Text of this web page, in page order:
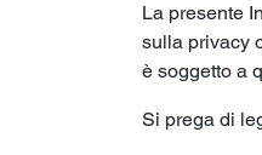
La presente
sulla privacy
è soggetto a
Si prega di